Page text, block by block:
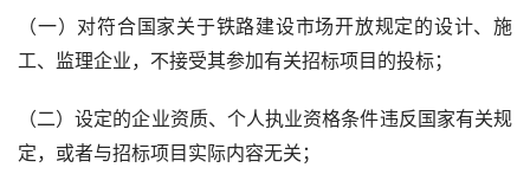
（一）对符合国家关于铁路建设市场开放规定的设计、施
工、监理企业，不接受其参加有关招标项目的投标；
（二）设定的企业资质、个人执业资格条件违反国家有关规
定，或者与招标项目实际内容无关；